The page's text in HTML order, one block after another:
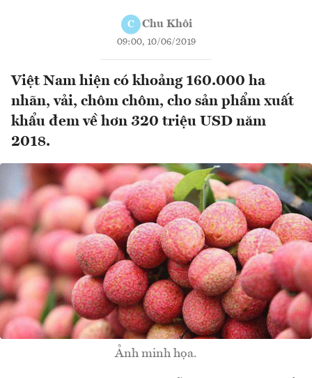
C Chu Khôi
09:00, 10/06/2019
Việt Nam hiện có khoảng 160.000 ha
nhãn, vải, chôm chôm, cho sản phẩm xuất
khẩu đem về hơn 320 triệu USD năm
2018.
Ảnh minh họa.